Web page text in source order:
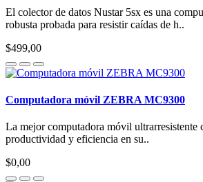
El colector de datos Nustar 5sx es una
robusta probada para resistir caídas de h..
$499,00
Computadora móvil ZEBRA MC9300
La mejor computadora móvil
productividad y eficiencia en su..
$0,00